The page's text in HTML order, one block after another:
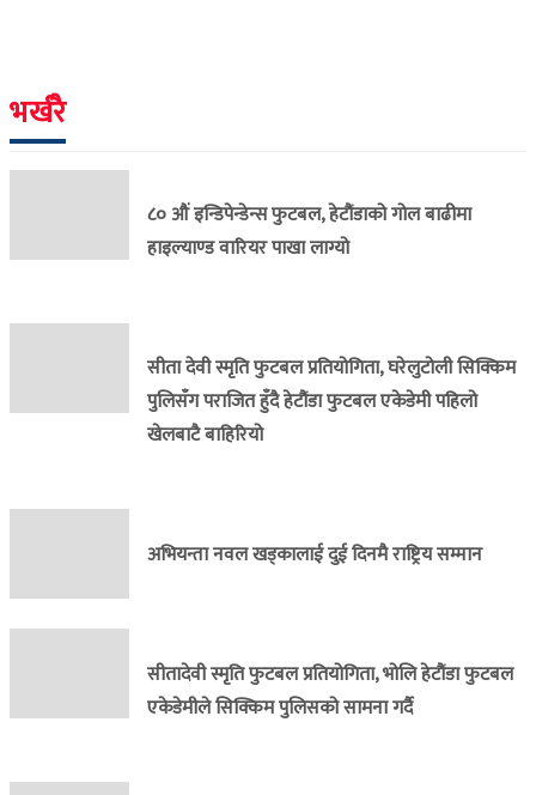
भर्खरै
८० औं इन्डिपेन्डेन्स फुटबल, हेटौंडाको गोल बाढीमा
हाइल्याण्ड वारियर पाखा लाग्यो
सीता देवी स्मृति फुटबल प्रतियोगिता, घरेलुटोली सिक्किम
पुलिसँग पराजित हुँदै हेटौंडा फुटबल एकेडेमी पहिलो
खेलबाटै बाहिरियो
अभियन्ता नवल खड्कालाई दुई दिनमै राष्ट्रिय सम्मान
सीतादेवी स्मृति फुटबल प्रतियोगिता, भोलि हेटौंडा फुटबल
एकेडेमीले सिक्किम पुलिसको सामना गर्दै